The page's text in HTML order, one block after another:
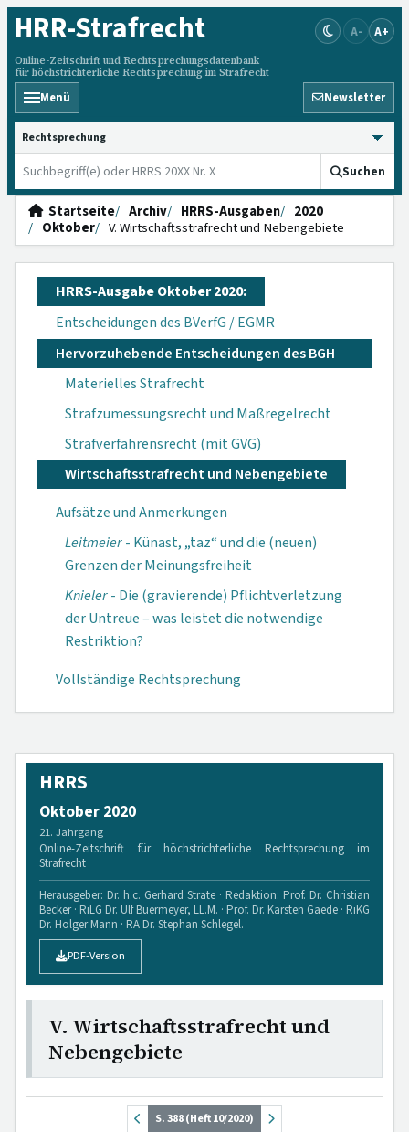
HRR-Strafrecht
Online-Zeitschrift und Rechtsprechungsdatenbank
für höchstrichterliche Rechtsprechung im Strafrecht
A- A+
Menü Newsletter
HRRS durchsuchen
Suchen
Startseite Archiv HRRS-Ausgaben
2020
Oktober
V. Wirtschaftsstrafrecht und Nebengebiete
HRRS-Ausgabe Oktober 2020:
Entscheidungen des BVerfG / EGMR
Hervorzuhebende Entscheidungen des BGH
Materielles Strafrecht
Strafzumessungsrecht und Maßregelrecht
Strafverfahrensrecht (mit GVG)
Wirtschaftsstrafrecht und Nebengebiete
Aufsätze und Anmerkungen
Leitmeier- Künast, „taz“ und die (neuen)
Grenzen der Meinungsfreiheit
Knieler- Die (gravierende) Pflichtverletzung
der Untreue – was leistet die notwendige
Restriktion?
Vollständige Rechtsprechung
HRRS
Oktober 2020
21. Jahrgang
Online-Zeitschrift für höchstrichterliche Rechtsprechung im
Strafrecht
Herausgeber: Dr. h.c. Gerhard Strate · Redaktion: Prof. Dr. Christian
Becker · RiLG Dr. Ulf Buermeyer, LL.M. · Prof. Dr. Karsten Gaede · RiKG
Dr. Holger Mann · RA Dr. Stephan Schlegel.
PDF-Version
V. Wirtschaftsstrafrecht und
Nebengebiete
S. 388 (Heft 10/2020)